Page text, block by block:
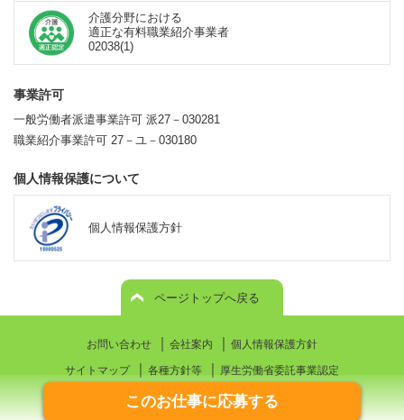
このお仕事に応募する
介護分野における
適正な有料職業紹介事業者
02038(1)
事業許可
一般労働者派遣事業許可 派27－030281
職業紹介事業許可 27－ユ－030180
個人情報保護について
個人情報保護方針
ページトップへ戻る
お問い合わせ 会社案内 個人情報保護方針
サイトマップ 各種方針等 厚生労働省委託事業認定
© WorkStation CO., LTD.